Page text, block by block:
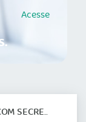
Acesse
DE SAÚDE DO DF